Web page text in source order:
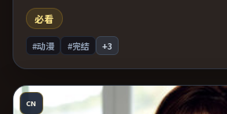
必看
#动漫 #完结 +3
CN